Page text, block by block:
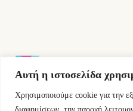
Αυτή η ιστοσελίδα
Χρησιμοποιούμε cookie για την
διαφημίσεων, την παροχή
Εμμ.Μπενάκη 76